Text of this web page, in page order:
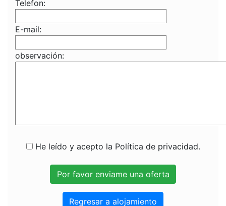
Telefon:
E-mail:
observación:
He leído y acepto la Política de privacidad.
Regresar a alojamiento